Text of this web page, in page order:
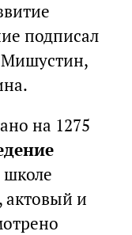
подписал
на 1275
школе
актовый и